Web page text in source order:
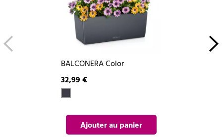
BALCONERA Color
32,99 €
Ajouter au panier